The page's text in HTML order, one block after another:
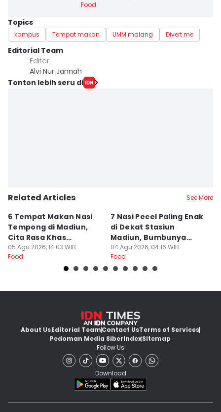
Food
Topics
kampus Tempat makan UMM malang Divert me
Editorial Team
Editor
Alvi Nur Jannah
Tonton lebih seru di
Related Articles See More
6 Tempat Makan Nasi
Tempong di Madiun,
Cita Rasa Khas
Banyuwangi
05 Agu 2026, 14:03 WIB
Food
7 Nasi Pecel Paling Enak
di Dekat Stasiun
Madiun, Bumbunya
Khas
04 Agu 2026, 04:16 WIB
Food
About UsEditorial TeamContact UsTerms of Services
Pedoman Media SiberIndexSitemap
Follow Us
Download